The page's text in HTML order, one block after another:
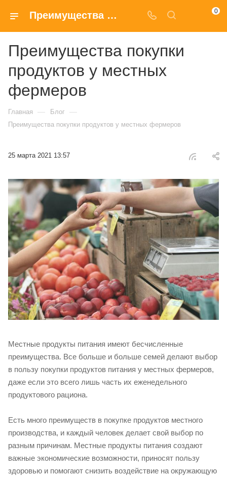
Преимущества покупки продуктов у местных фермеров 0
Преимущества покупки
продуктов у местных
фермеров
Главная — Блог —
Преимущества покупки продуктов у местных фермеров
25 марта 2021 13:57
Местные продукты питания имеют бесчисленные
преимущества. Все больше и больше семей делают выбор
в пользу покупки продуктов питания у местных фермеров,
даже если это всего лишь часть их еженедельного
продуктового рациона.
Есть много преимуществ в покупке продуктов местного
производства, и каждый человек делает свой выбор по
разным причинам. Местные продукты питания создают
важные экономические возможности, приносят пользу
здоровью и помогают снизить воздействие на окружающую